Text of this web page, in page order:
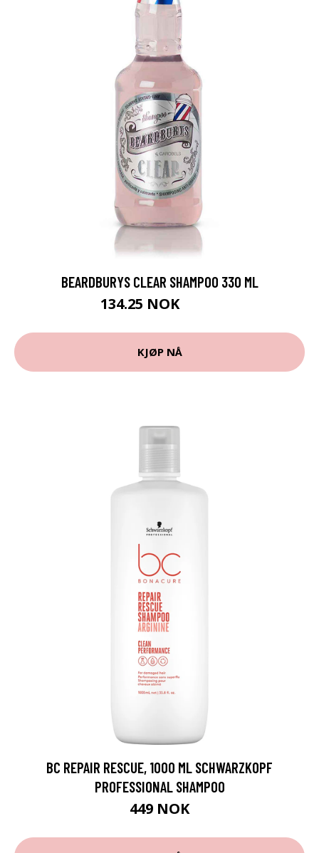
BEARDBURYS CLEAR SHAMPOO 330 ML
134.25 NOK
KJØP NÅ
BC REPAIR RESCUE, 1000 ML SCHWARZKOPF
PROFESSIONAL SHAMPOO
449 NOK